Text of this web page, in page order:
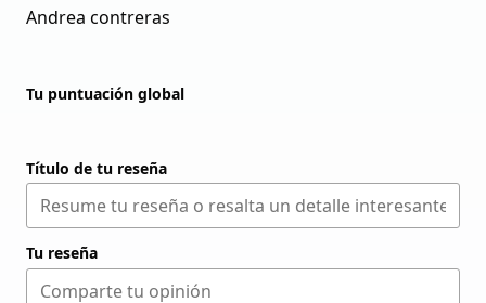
Andrea contreras
Tu puntuación global
Título de tu reseña
Tu reseña